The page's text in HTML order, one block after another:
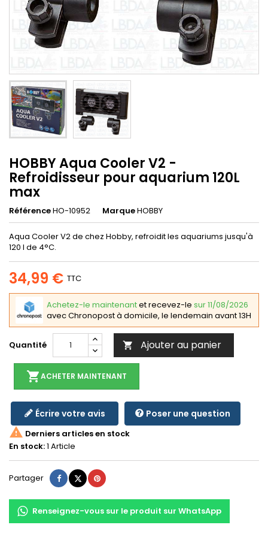
HOBBY Aqua Cooler V2 -
Refroidisseur pour aquarium 120L
max
RéférenceHO-10952 MarqueHOBBY
Aqua Cooler V2 de chez Hobby, refroidit les aquariums jusqu'à
120 l de 4°C.
34,99 € TTC
Achetez-le maintenantet recevez-le sur 11/08/2026
avec Chronopost à domicile, le lendemain avant 13H
Quantité  Ajouter au panier
shopping_cartACHETER MAINTENANT
Écrire votre avis Poser une question
 Derniers articles en stock
En stock:1 Article
Partager Partager
TweetPinterest
Renseignez-vous sur le produit sur WhatsApp